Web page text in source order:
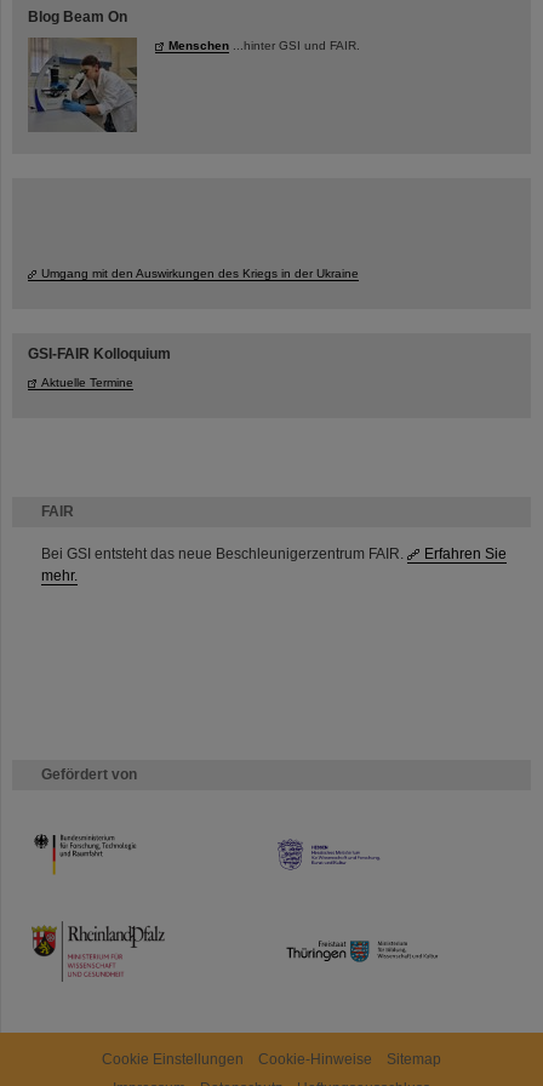
FAIR
Bei GSI entsteht das neue Beschleunigerzentrum FAIR.
Erfahren Sie
mehr.
Gefördert von
HMWK
TMWWDG
Blog Beam On
Menschen ...hinter GSI und FAIR.
Umgang mit den Auswirkungen des Kriegs in der Ukraine
GSI-FAIR Kolloquium
Aktuelle Termine
Cookie Einstellungen Cookie-Hinweise
Sitemap